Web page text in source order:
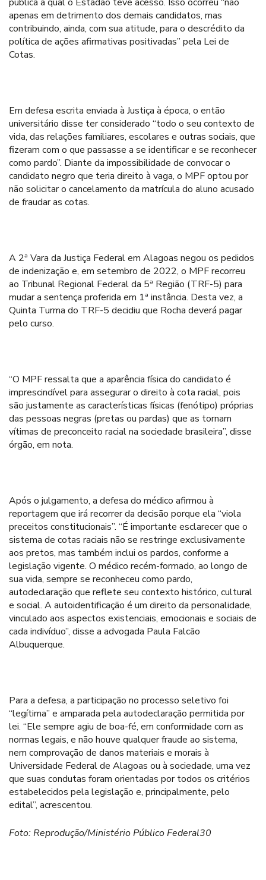
apenas em detrimento dos demais candidatos, mas
contribuindo, ainda, com sua atitude, para o descrédito da
política de ações afirmativas positivadas” pela Lei de
Cotas.
Em defesa escrita enviada à Justiça à época, o então
universitário disse ter considerado “todo o seu contexto de
vida, das relações familiares, escolares e outras sociais, que
fizeram com o que passasse a se identificar e se reconhecer
como pardo”. Diante da impossibilidade de convocar o
candidato negro que teria direito à vaga, o MPF optou por
não solicitar o cancelamento da matrícula do aluno acusado
de fraudar as cotas.
A 2ª Vara da Justiça Federal em Alagoas negou os pedidos
de indenização e, em setembro de 2022, o MPF recorreu
ao Tribunal Regional Federal da 5ª Região (TRF-5) para
mudar a sentença proferida em 1ª instância. Desta vez, a
Quinta Turma do TRF-5 decidiu que Rocha deverá pagar
pelo curso.
“O MPF ressalta que a aparência física do candidato é
imprescindível para assegurar o direito à cota racial, pois
são justamente as características físicas (fenótipo) próprias
das pessoas negras (pretas ou pardas) que as tornam
vítimas de preconceito racial na sociedade brasileira”, disse
órgão, em nota.
Após o julgamento, a defesa do médico afirmou à
reportagem que irá recorrer da decisão porque ela “viola
preceitos constitucionais”. “É importante esclarecer que o
sistema de cotas raciais não se restringe exclusivamente
aos pretos, mas também inclui os pardos, conforme a
legislação vigente. O médico recém-formado, ao longo de
sua vida, sempre se reconheceu como pardo,
autodeclaração que reflete seu contexto histórico, cultural
e social. A autoidentificação é um direito da personalidade,
vinculado aos aspectos existenciais, emocionais e sociais de
cada indivíduo”, disse a advogada Paula Falcão
Albuquerque.
Para a defesa, a participação no processo seletivo foi
“legítima” e amparada pela autodeclaração permitida por
lei. “Ele sempre agiu de boa-fé, em conformidade com as
normas legais, e não houve qualquer fraude ao sistema,
nem comprovação de danos materiais e morais à
Universidade Federal de Alagoas ou à sociedade, uma vez
que suas condutas foram orientadas por todos os critérios
estabelecidos pela legislação e, principalmente, pelo
edital”, acrescentou.
Foto: Reprodução/Ministério Público Federal30